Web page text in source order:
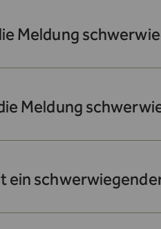
Meldung
Meldung
ein